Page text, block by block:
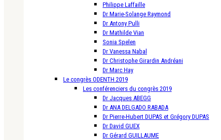
Philippe Laffaille
Dr Marie-Solange Raymond
Dr Antony Pulli
Dr Mathilde Vian
Sonia Spelen
Dr Vanessa Nabal
Dr Christophe Girardin Andréani
Dr Marc Hay
Le congrès ODENTH 2019
Les conférenciers du congrès 2019
Dr Jacques ABEGG
Dr ANA DELGADO RABADA
Dr Pierre-Hubert DUPAS et Grégory DUPAS
Dr David GUEX
Dr Gérard GUILLAUME